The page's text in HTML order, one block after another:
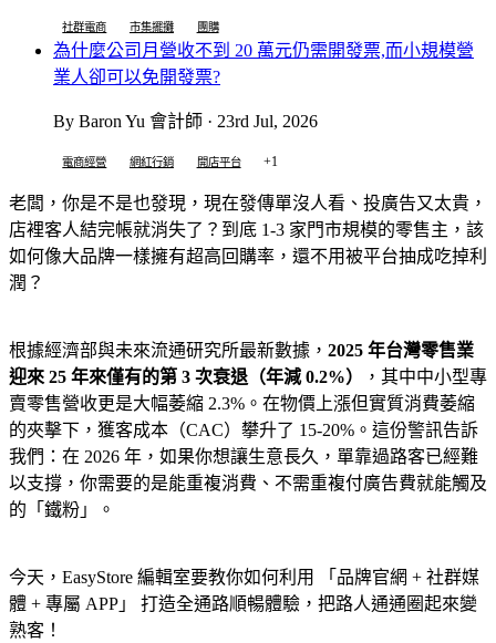
社群電商 市集擺攤 團購
為什麼公司月營收不到 20 萬元仍需開發票,而小規模營
業人卻可以免開發票?
By Baron Yu 會計師 · 23rd Jul, 2026
電商經營 網紅行銷 開店平台 +1
老闆，你是不是也發現，現在發傳單沒人看、投廣告又太貴，
店裡客人結完帳就消失了？到底 1-3 家門市規模的零售主，該
如何像大品牌一樣擁有超高回購率，還不用被平台抽成吃掉利
潤？
根據經濟部與未來流通研究所最新數據， 2025 年台灣零售業
迎來 25 年來僅有的第 3 次衰退（年減 0.2%）
，其中中小型專
賣零售營收更是大幅萎縮 2.3%。在物價上漲但實質消費萎縮
的夾擊下，獲客成本（CAC）攀升了 15-20%。這份警訊告訴
我們：在 2026 年，如果你想讓生意長久，單靠過路客已經難
以支撐，你需要的是能重複消費、不需重複付廣告費就能觸及
的「鐵粉」。
今天，EasyStore 編輯室要教你如何利用 「品牌官網 + 社群媒
體 + 專屬 APP」 打造全通路順暢體驗，把路人通通圈起來變
熟客！